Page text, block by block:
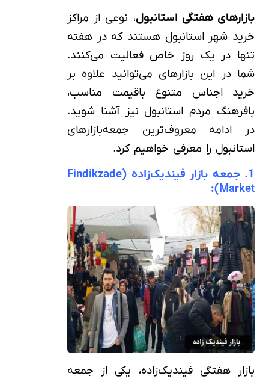
بازارهای هفتگی استانبول، نوعی از مراکز
خرید شهر استانبول هستند که در هفته
تنها در یک روز خاص فعالیت می‌کنند.
شما در این بازارهای می‌توانید علاوه بر
خرید اجناس متنوع باقیمت مناسب،
بافرهنگ مردم استانبول نیز آشنا شوید.
در ادامه معروف‌ترین جمعه‌بازارهای
استانبول را معرفی خواهیم کرد.
1. جمعه‌ بازار فیندیک‌زاده (Findikzade
Market):
بازار هفتگی فیندیک‌زاده، یکی از جمعه‌